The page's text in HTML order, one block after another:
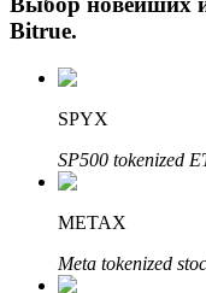
Получите
Bitrue.
SPYX
SP500 tokenized
METAX
Meta tokenized